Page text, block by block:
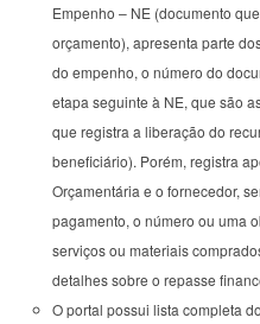
Empenho – NE (documento
orçamento), apresenta parte
do empenho, o número do
etapa seguinte à NE, que são
que registra a liberação do
beneficiário). Porém, registra
Orçamentária e o fornecedor,
pagamento, o número ou uma
serviços ou materiais
detalhes sobre o repasse
O portal possui lista completa